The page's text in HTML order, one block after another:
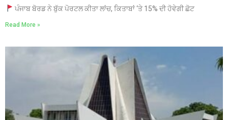
ਪੰਜਾਬ ਬੋਰਡ ਨੇ ਬੁੱਕ ਪੋਰਟਲ ਕੀਤਾ ਲਾਂਚ, ਕਿਤਾਬਾਂ ‘ਤੇ 15% ਦੀ ਹੋਵੇਗੀ ਛੋਟ
Read More »